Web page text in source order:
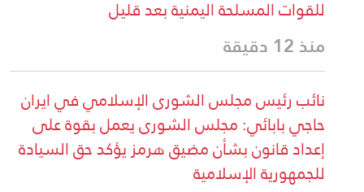
للقوات المسلحة اليمنية بعد قليل
منذ 12 دقيقة
نائب رئيس مجلس الشورى الإسلامي في ايران
حاجي بابائي: مجلس الشورى يعمل بقوة على
إعداد قانون بشأن مضيق هرمز يؤكد حق السيادة
للجمهورية الإسلامية